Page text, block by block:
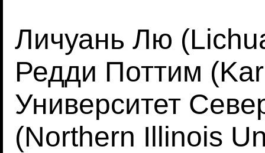
Личуань Лю
Редди Поттим
Университет
(Northern Illinois